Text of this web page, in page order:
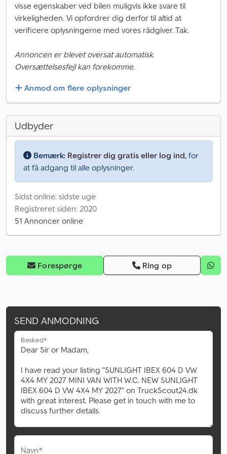
visse egenskaber ved bilen muligvis ikke svare til
virkeligheden. Vi opfordrer dig derfor til altid at
verificere oplysningerne med vores rådgiver. Tak.
Annoncen er blevet oversat automatisk.
Oversættelsesfejl kan forekomme.
Anmod om flere oplysninger
Udbyder
Bemærk: Registrer dig gratis eller log ind, for
at få adgang til alle oplysninger.
Sidst online: sidste uge
Registreret siden: 2020
51 Annoncer online
Forespørge Ring op
SEND ANMODNING
Besked*
Navn*